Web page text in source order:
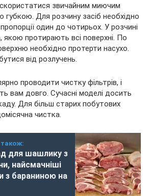
звичайним миючим
губкою. Для розчину засіб необхідно
один до чотирьох. У розчині
якою протирають всі поверхні. По
необхідно протерти насухо.
від розлучень.
проводити чистку фільтрів, і
вам довго. Сучасні моделі досить
Для більш старих побутових
чистка.
для шашлику з
найсмачніші
з бараниною на